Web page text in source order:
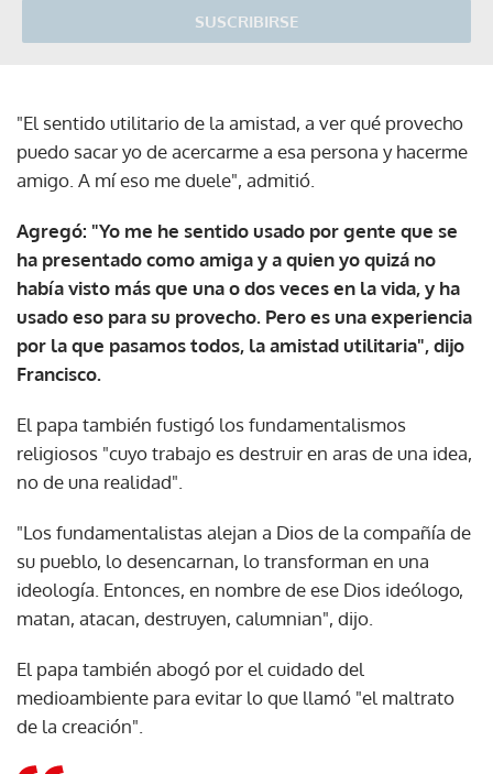
SUSCRIBIRSE
"El sentido utilitario de la amistad, a ver qué provecho
puedo sacar yo de acercarme a esa persona y hacerme
amigo. A mí eso me duele", admitió.
Agregó: "Yo me he sentido usado por gente que se
ha presentado como amiga y a quien yo quizá no
había visto más que una o dos veces en la vida, y ha
usado eso para su provecho. Pero es una experiencia
por la que pasamos todos, la amistad utilitaria", dijo
Francisco.
El papa también fustigó los fundamentalismos
religiosos "cuyo trabajo es destruir en aras de una idea,
no de una realidad".
"Los fundamentalistas alejan a Dios de la compañía de
su pueblo, lo desencarnan, lo transforman en una
ideología. Entonces, en nombre de ese Dios ideólogo,
matan, atacan, destruyen, calumnian", dijo.
El papa también abogó por el cuidado del
medioambiente para evitar lo que llamó "el maltrato
de la creación".